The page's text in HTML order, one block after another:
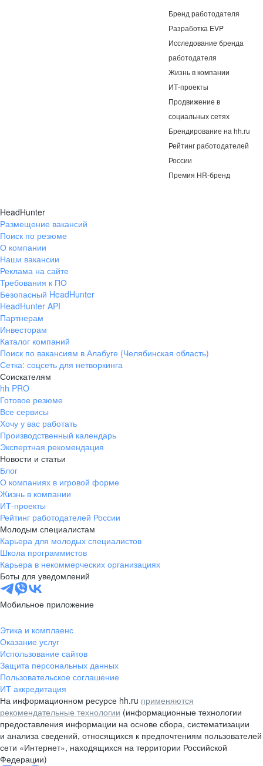
Бренд работодателя
Разработка EVP
Исследование бренда
работодателя
Жизнь в компании
ИТ-проекты
Продвижение в
социальных сетях
Брендирование на hh.ru
Рейтинг работодателей
России
Премия HR-бренд
HeadHunter
Размещение вакансий
Поиск по резюме
О компании
Наши вакансии
Реклама на сайте
Требования к ПО
Безопасный HeadHunter
HeadHunter API
Партнерам
Инвесторам
Каталог компаний
Поиск по вакансиям в Алабуге (Челябинская область)
Сетка: соцсеть для нетворкинга
Соискателям
hh PRO
Готовое резюме
Все сервисы
Хочу у вас работать
Производственный календарь
Экспертная рекомендация
Новости и статьи
Блог
О компаниях в игровой форме
Жизнь в компании
ИТ-проекты
Рейтинг работодателей России
Молодым специалистам
Карьера для молодых специалистов
Школа программистов
Карьера в некоммерческих организациях
Боты для уведомлений
Мобильное приложение
Этика и комплаенс
Оказание услуг
Использование сайтов
Защита персональных данных
Пользовательское соглашение
ИТ аккредитация
На информационном ресурсе hh.ru применяются
рекомендательные технологии (информационные технологии
предоставления информации на основе сбора, систематизации
и анализа сведений, относящихся к предпочтениям пользователей
сети «Интернет», находящихся на территории Российской
Федерации)